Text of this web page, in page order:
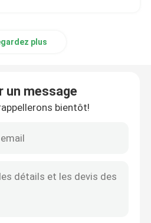
d'eau
osmose inverse
l'appareil de chauffage
plus
un message
bientôt!